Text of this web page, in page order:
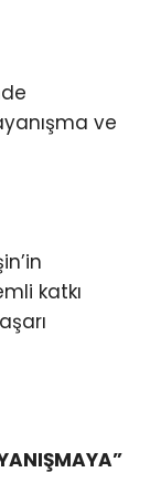
ve
katkı